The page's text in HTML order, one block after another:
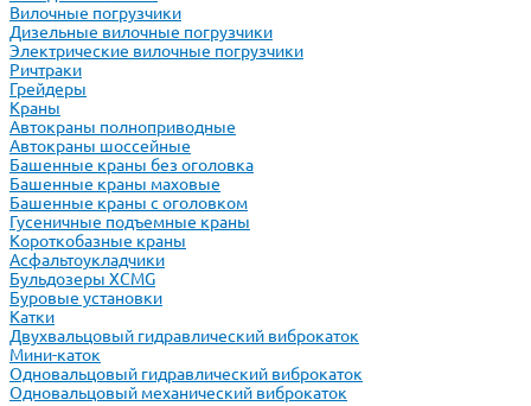
Вилочные погрузчики
Дизельные вилочные погрузчики
Электрические вилочные погрузчики
Ричтраки
Грейдеры
Краны
Автокраны полноприводные
Автокраны шоссейные
Башенные краны без оголовка
Башенные краны маховые
Башенные краны с оголовком
Гусеничные подъемные краны
Короткобазные краны
Асфальтоукладчики
Бульдозеры XCMG
Буровые установки
Катки
Двухвальцовый гидравлический виброкаток
Мини-каток
Одновальцовый гидравлический виброкаток
Одновальцовый механический виброкаток